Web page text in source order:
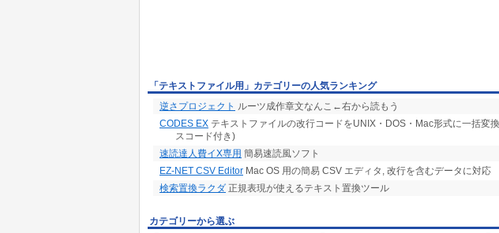
「テキストファイル用」カテゴリーの人気ランキング
逆さプロジェクト ルーツ成作章文なんこ←右から読もう
CODES EX テキストファイルの改行コードをUNIX・DOS・Mac形式に一括変
スコード付き)
速読達人費イX専用 簡易速読風ソフト
EZ-NET CSV Editor Mac OS 用の簡易 CSV エディタ, 改行を含むデータに対応
検索置換ラクダ 正規表現が使えるテキスト置換ツール
カテゴリーから選ぶ